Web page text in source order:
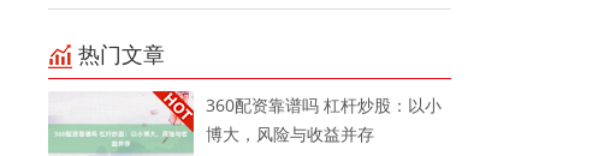
热门文章
360配资靠谱吗 杠杆炒股：以小
博大，风险与收益并存